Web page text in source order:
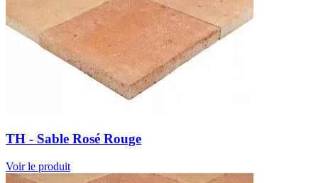
TH - Sable Rosé Rouge
Voir le produit